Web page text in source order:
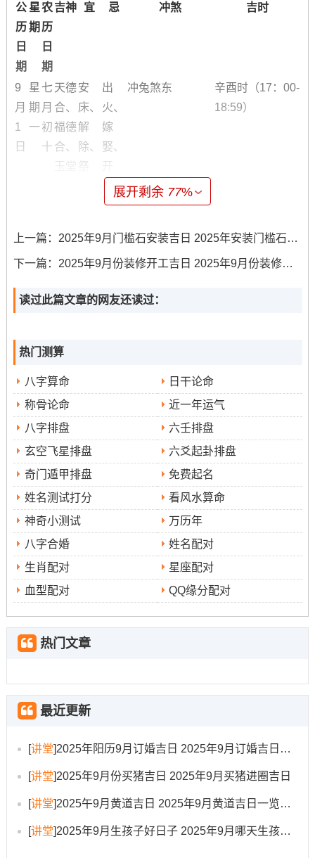
公
历
日
期
星
期
农
历
日
期
吉神 宜 忌 冲煞 吉时
9
月
1
日
星
期
一
七
月
初
十
天德
合、
福德
合、
安
床、
解
除、
出
火、
嫁
娶、
光、
出
冲兔煞东
辛酉时（17：00-
18:59）
9
月
8
日
星
期
七
月
七
料未
提
床、
娶、
无 冲狗
己卯时（5：00-
6：59）， 丙戌
9
月
日
星
期
二
七
月
十
八
（资
料未
详细
提
及）
开
市、
交
易、
入
碑、
出
冲猪煞东
辛卯时（5:00-
（13：00-
14:59） 丙申时
（15：00-
16:59）
9
14
星
期
日
七
月
廿
（资
料未
详细
及）
嫁
祭
开
光...
行
安
冲龙煞北
14:59）
9
日
星
期月
四
料未
提
及）
床、
市、
交
灶、
丧、
理
10：59）， 己酉
18:59）- 庚戌时
（19：00-
展开剩余 77%
上一篇： 2025年9月门槛石安装吉日 2025年安装门槛石的吉日查询
下一篇： 2025年9月份装修开工吉日 2025年9月份装修开工黄道吉日一览表最新
读过此篇文章的网友还读过：
热门测算
八字算命
日干论命
称骨论命
近一年运气
八字排盘
六壬排盘
玄空飞星排盘
六爻起卦排盘
奇门遁甲排盘
免费起名
姓名测试打分
看风水算命
神奇小测试
万历年
八字合婚
姓名配对
生肖配对
星座配对
血型配对
QQ缘分配对
热门文章
最近更新
[讲堂]2025年阳历9月订婚吉日 2025年9月订婚吉日有哪几天
[讲堂]2025年9月份买猪吉日 2025年9月买猪进圈吉日
[讲堂]2025午9月黄道吉日 2025年9月黄道吉日一览表大全
[讲堂]2025年9月生孩子好日子 2025年9月哪天生孩子比较好